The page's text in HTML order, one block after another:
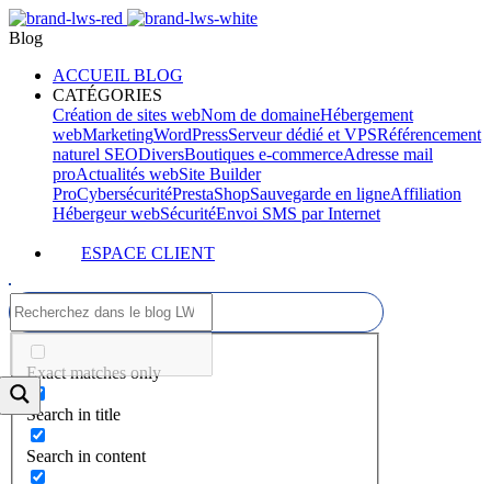
Blog
ACCUEIL BLOG
CATÉGORIES
Création de sites webNom de domaineHébergement
webMarketingWordPressServeur dédié et VPSRéférencement
naturel SEODiversBoutiques e-commerceAdresse mail
proActualités webSite Builder
ProCybersécuritéPrestaShopSauvegarde en ligneAffiliation
Hébergeur webSécuritéEnvoi SMS par Internet
ESPACE CLIENT
Exact matches only
Search in title
Search in content